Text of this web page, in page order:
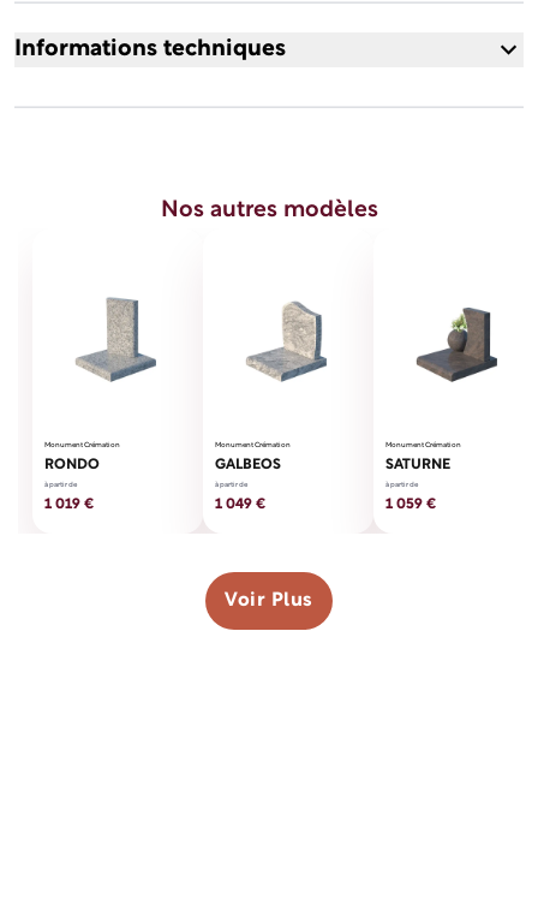
Informations techniques
Soubassement 3 pièces 60 x 50 x 5 ht cm largeur des
une semelle (Prix affiché hors pose, hors semelle - Prix
Nos autres modèles
Monument Crémation
RONDO
à partir de
1 019 €
Monument Crémation
GALBEOS
à partir de
1 049 €
Monument Crémation
SATURNE
à partir de
1 059 €
Voir Plus